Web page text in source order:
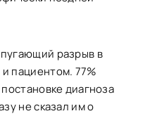
разрыв в
пациентом. 77%
диагноза
не сказал им о